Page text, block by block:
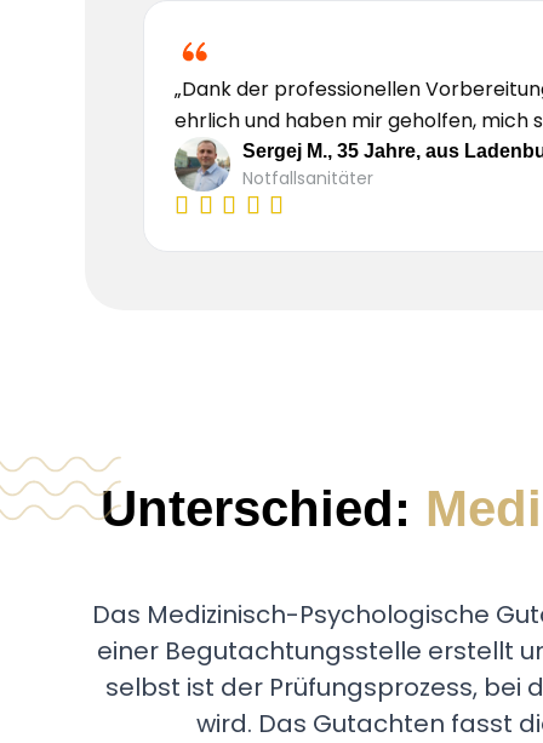
„Dank der professionellen
ehrlich und haben mir geholfen, mich
Sergej M., 35 Jahre, aus
Notfallsanitäter
Unterschied:
Das Medizinisch-Psychologische
einer Begutachtungsstelle erstellt
selbst ist der Prüfungsprozess, bei
wird. Das Gutachten fasst